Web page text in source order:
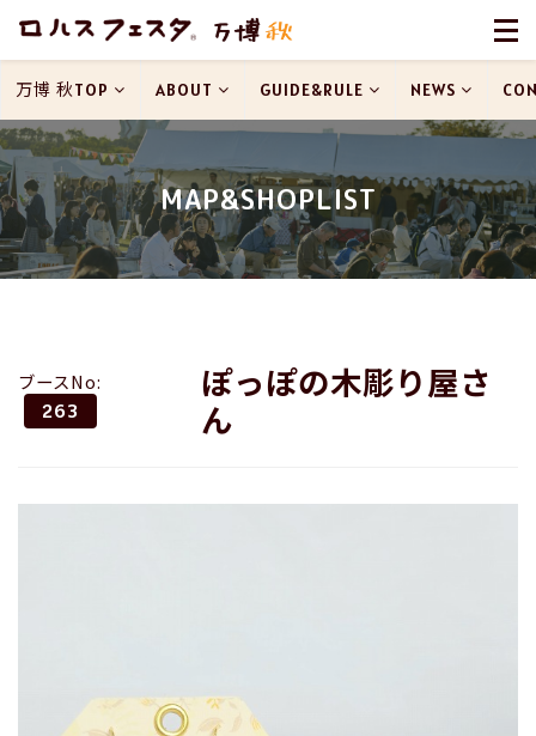
MAP&SHOPLIST
万博 秋TOP ABOUT GUIDE&RULE NEWS
ブースNo:
263
ぽっぽの木彫り屋さ
ん